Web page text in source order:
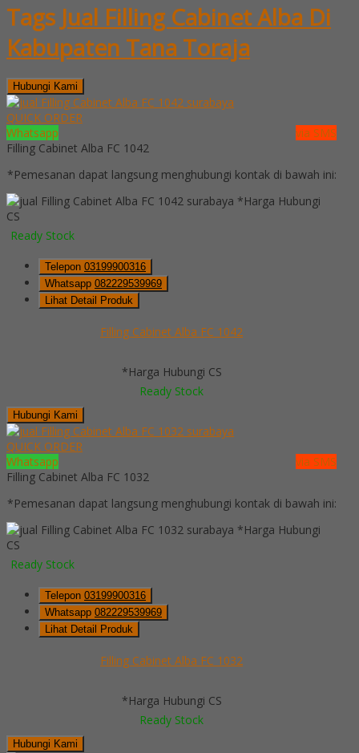
Tags Jual Filling Cabinet Alba Di
Kabupaten Tana Toraja
Hubungi Kami
QUICK ORDER
Whatsapp
via SMS
Filling Cabinet Alba FC 1042
*Pemesanan dapat langsung menghubungi kontak di bawah ini:
*Harga Hubungi
CS
Ready Stock
Telepon 03199900316
Whatsapp 082229539969
Lihat Detail Produk
Filling Cabinet Alba FC 1042
*Harga Hubungi CS
Ready Stock
Hubungi Kami
QUICK ORDER
Whatsapp
via SMS
Filling Cabinet Alba FC 1032
*Pemesanan dapat langsung menghubungi kontak di bawah ini:
*Harga Hubungi
CS
Ready Stock
Telepon 03199900316
Whatsapp 082229539969
Lihat Detail Produk
Filling Cabinet Alba FC 1032
*Harga Hubungi CS
Ready Stock
Hubungi Kami